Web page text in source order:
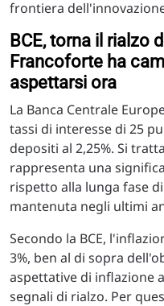
frontiera
BCE, torna il rialzo
Francoforte ha
aspettarsi ora
La Banca Centrale
tassi di interesse di 25
depositi al 2,25%. Si
rappresenta una
rispetto alla lunga fase
mantenuta negli ultimi
Secondo la BCE,
3%, ben al di sopra
aspettative di inflazione
segnali di rialzo. Per